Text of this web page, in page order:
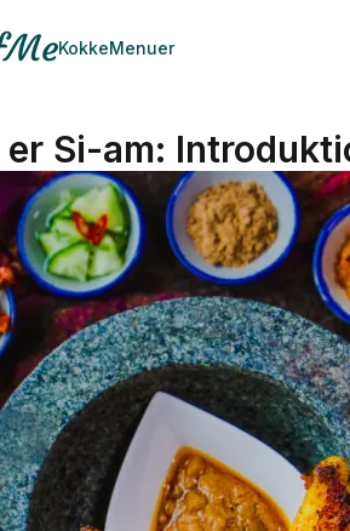
KokkeMenuer
er Si-am: